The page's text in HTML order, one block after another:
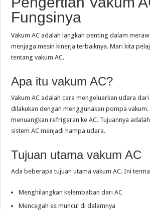
Fungsinya
Vakum AC adalah langkah penting dalam
menjaga mesin kinerja terbaiknya. Mari kita
tentang vakum AC.
Apa itu vakum AC?
Vakum AC adalah cara mengeluarkan udara dari
dilakukan dengan menggunakan pompa
menuangkan refrigeran ke AC. Tujuannya
sistem AC menjadi hampa udara.
Tujuan utama vakum AC
Ada beberapa tujuan utama vakum AC. Ini
Menghilangkan kelembaban dari AC
Mencegah es muncul di dalamnya